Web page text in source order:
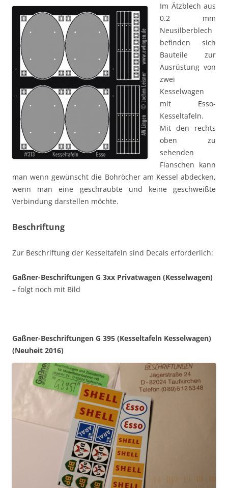
Im Ätzblech aus
0.2 mm
Neusilberblech
befinden sich
Bauteile zur
Ausrüstung von
zwei
Kesselwagen
mit Esso-
Kesseltafeln.
Mit den rechts
oben zu
sehenden
Flanschen kann
man wenn gewünscht die Bohröcher am Kessel abdecken,
wenn man eine geschraubte und keine geschweißte
Verbindung darstellen möchte.
Beschriftung
Zur Beschriftung der Kesseltafeln sind Decals erforderlich:
Gaßner-Beschriftungen G 3xx Privatwagen (Kesselwagen)
– folgt noch mit Bild
Gaßner-Beschriftungen G 395 (Kesseltafeln Kesselwagen)
(Neuheit 2016)